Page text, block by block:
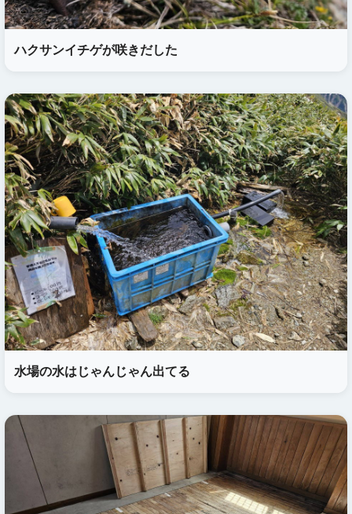
ハクサンイチゲが咲きだした
水場の水はじゃんじゃん出てる